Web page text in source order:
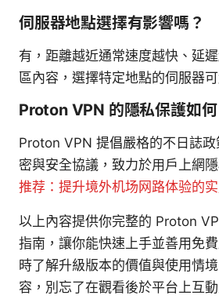
伺服器地點選擇有影響嗎？
有，距離越近通常速度越快、延
區內容，選擇特定地點的伺服器可
Proton VPN 的隱私保護如何
Proton VPN 提倡嚴格的不日誌
密與安全協議，致力於用戶上網隱
推荐：提升境外机场网路体验的
以上內容提供你完整的 Proton
指南，讓你能快速上手並善用免
時了解升級版本的價值與使用情
容，別忘了在觀看後於平台上互